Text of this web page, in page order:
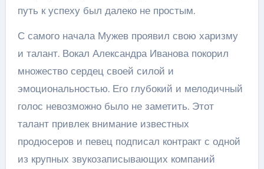
путь к успеху был далеко не простым.
С самого начала Мужев проявил свою харизму
и талант. Вокал Александра Иванова покорил
множество сердец своей силой и
эмоциональностью. Его глубокий и мелодичный
голос невозможно было не заметить. Этот
талант привлек внимание известных
продюсеров и певец подписал контракт с одной
из крупных звукозаписывающих компаний